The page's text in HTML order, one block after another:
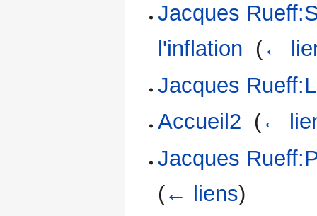
Jacques
l'inflation (←
Jacques
Accueil2 (←
Jacques
(← liens)